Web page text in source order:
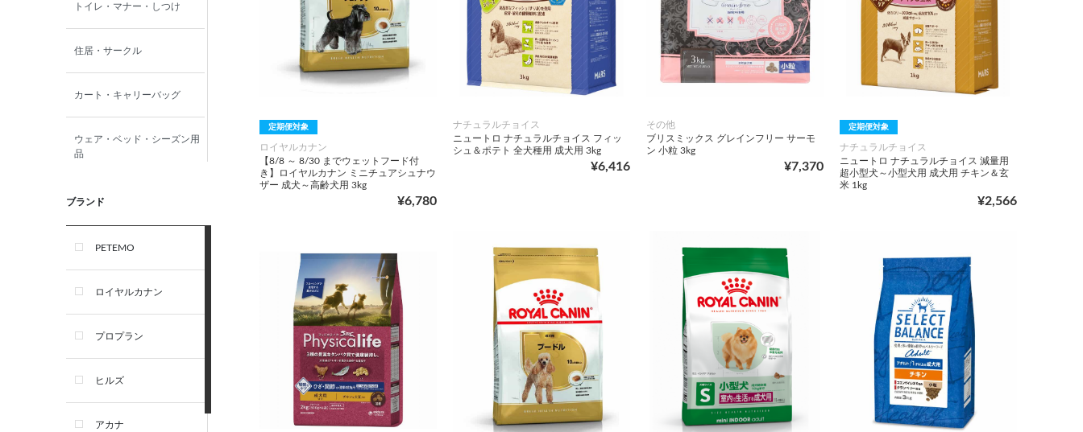
トイレ・マナー・しつけ
住居・サークル
カート・キャリーバッグ
ウェア・ベッド・シーズン用
品
首輪・ハーネス(胴輪)・リー
イ・ウェット）
犬ドライフード
ブランド
PETEMO
ロイヤルカナン
プロプラン
ヒルズ
アカナ
定期便対象
ロイヤルカナン
【8/8 ～ 8/30 までウェットフード付
き】ロイヤルカナン ミニチュアシュナウ
ザー 成犬～高齢犬用 3kg
¥6,780
ナチュラルチョイス
ニュートロ ナチュラルチョイス フィッ
シュ＆ポテト 全犬種用 成犬用 3kg
¥6,416
その他
ブリスミックス グレインフリー サーモ
ン 小粒 3kg
¥7,370
定期便対象
ナチュラルチョイス
ニュートロ ナチュラルチョイス 減量用
超小型犬～小型犬用 成犬用 チキン＆玄
米 1kg
¥2,566